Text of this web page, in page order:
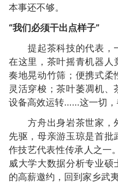
本事还不够。
“我们必须干出点样子”
提起茶科技的代表，一
在这里，茶叶摇青机器人
奏地晃动竹筛；便携式柔
灵活穿梭；茶叶萎凋机
设备高效运转……这一切，
方舟出身岩茶世家，
先驱，母亲游玉琼是首批
作技艺代表性传承人之一
威大学大数据分析专业硕
的高薪邀约，回到家乡武夷